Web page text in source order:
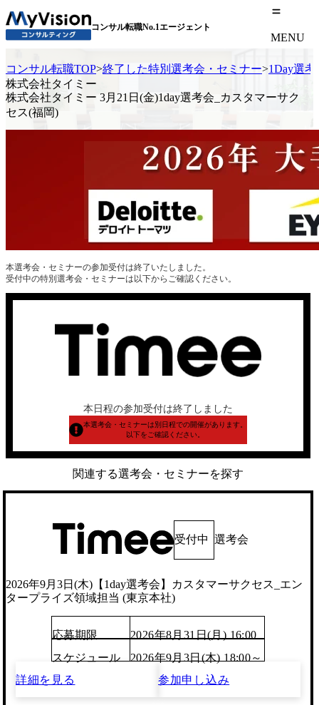
コンサル転職No.1エージェント
MENU
コンサル転職TOP>終了した特別選考会・セミナー>1Day選考
株式会社タイミー
株式会社タイミー 3月21日(金)1day選考会_カスタマーサク
セス(福岡)
本選考会・セミナーの参加受付は終了いたしました。
受付中の特別選考会・セミナーは以下からご確認ください。
本日程の参加受付は終了しました
本選考会・セミナーは別日程での開催があります。
以下をご確認ください。
関連する選考会・セミナーを探す
受付中 選考会
2026年9月3日(木)【1day選考会】カスタマーサクセス_エン
タープライズ領域担当 (東京本社)
応募期限
2026年8月31日(月) 16:00
スケジュール
2026年9月3日(木) 18:00～
詳細を見る
参加申し込み